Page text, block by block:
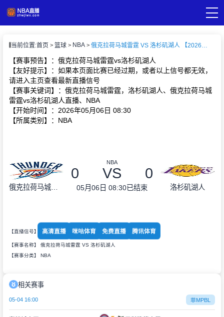
播
闻
当前位置:首页 篮球 NBA 俄克拉荷马城雷霆 VS 洛杉矶湖人 【2026-05-06 08:30:00】
【赛事预告】：俄克拉荷马城雷霆vs洛杉矶湖人
【友好提示】：如果本页面比赛已经过期，或者以上信号都无效，
请进入主页查看最新直播信号
【赛事关键词】：俄克拉荷马城雷霆，洛杉矶湖人、俄克拉荷马城
雷霆vs洛杉矶湖人直播、NBA
【开始时间】：2026年05月06日 08:30
【所属类别】：NBA
俄克拉荷马城雷霆
NBA
0 VS 0
05月06日 08:30已结束 洛杉矶湖人
【直播信号】 高清直播 咪咕体育 免费直播 腾讯体育
【赛事名称】 俄克拉荷马城雷霆 VS 洛杉矶湖人
【赛事分类】 NBA
相关赛事
05-04 16:00 菲MPBL